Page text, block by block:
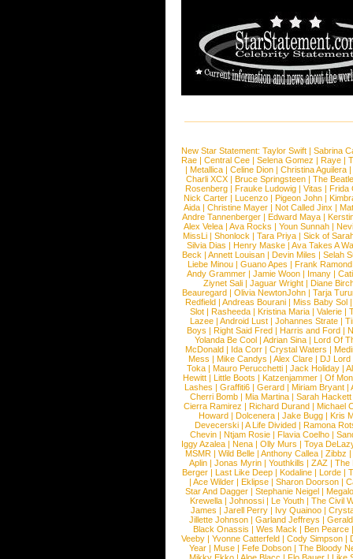
New Star Statement: Taylor Swift | Sabrina
Rae |Central Cee |Selena Gomez |Raye |
| Metallica | Celine Dion | Christina Aguilera |
Charli XCX |Bruce Springsteen |The
Rosenberg | Frauke Ludowig | Vitas | Frida
Nick Carter | Lucenzo | Pigeon John |
Aida |Christine Mayer |Not Called Jinx |
Andre Tannenberger | Edward Maya |
Alex Velea | Ava Rocks | Youn Sunnah |
MissLi | Shonlock | Tara Priya | Sick of
Silvia Dias |Henry Maske |Ava Takes A
Beck |Annett Louisan |Devin Miles |Selah
Liebe Minou |Guano Apes |Frank Ramond
Andy Grammer |Jamie Woon | Imany |
Ziynet Sali |Jaguar Wright |Diane
Beauregard |Olivia NewtonJohn |Tarja
Redfield | Andreas Bourani | Miss Baby Sol
Slot | Rasheeda | Kristina Maria | Valerie |
Lazee | Android Lust | Johannes Strate |
Boys | Right Said Fred | Harris and Ford |
Yolanda Be Cool |Adrian Sina |Lord Of
McDonald | Ida Corr |Crystal Waters |
Mess | Mike Candys | Alex Clare | DJ Lord
Toka | Mauro Perucchetti | Jack Holiday |
Hewitt |Little Boots |Katzenjammer |Of
Lashes |Graffiti6 |Gerard |Miriam Bryant |
Cherri Bomb | Mia Martina | Sarah Hackett
Cierra Ramirez | Richard Durand | Michael
Howard |Dolcenera |Jake Bugg |Kris
Devecerski |A Life Divided |Ramona
Chevin |Ntjam Rosie |Flavia Coelho |
Iggy Azalea | Nena | Olly Murs | Toya
MSMR |Wild Belle |Anthony Callea |Zibbz
Aplin | Jonas Myrin | Youthkills | ZAZ | The
Berger |Last Like Deep |Kodaline |Lorde |
|Ace Wilder |Eklipse |Sharon Doorson |
Star And Dagger | Stephanie Neigel |
Krewella | Johnossi | Le Youth | The Civil
James | Jarell Perry | Ivy Quainoo |
Jillette Johnson | Garland Jeffreys |
Black Onassis | Wes Mack | Ben Pearce
Veeby | Yvonne Catterfeld | Cody Simpson |
Year |Muse |Fefe Dobson |The Bloody